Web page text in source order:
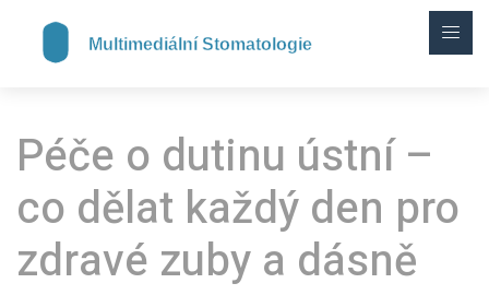
Péče o dutinu ústní –
co dělat každý den pro
zdravé zuby a dásně